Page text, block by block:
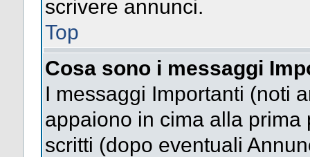
scrivere annunci.
Top
Cosa sono i messaggi
I messaggi Importanti (noti
appaiono in cima alla
scritti (dopo eventuali